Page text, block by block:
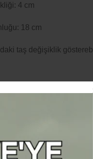
4 cm
18 cm
taş değişiklik
ile
en büyüleyici
en renklidoğal taşlar
dikkat çeken budoğal taş